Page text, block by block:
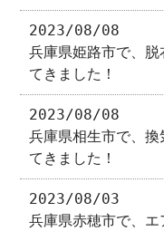
2023/08/08
兵庫県姫路市で、
てきました！
2023/08/08
兵庫県相生市で、
てきました！
2023/08/03
兵庫県赤穂市で、